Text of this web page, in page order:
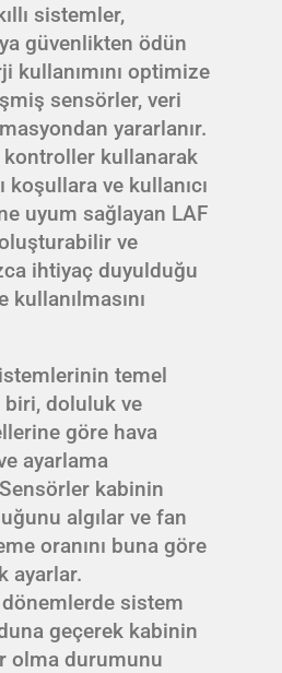
sistemler,
güvenlikten ödün
kullanımını optimize
sensörler, veri
yararlanır.
kontroller kullanarak
koşullara ve kullanıcı
uyum sağlayan LAF
ve
ihtiyaç duyulduğu
kullanılmasını
temel
doluluk ve
göre hava
ayarlama
kabinin
algılar ve fan
oranını buna göre
ayarlar.
dönemlerde sistem
geçerek kabinin
olma durumunu